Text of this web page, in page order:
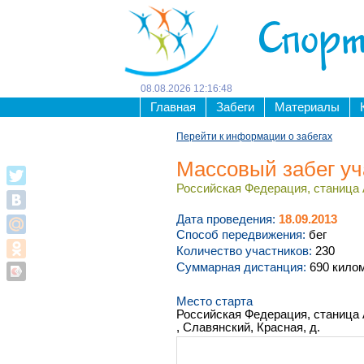
08 08 2026 12:16:48
Главная Забеги Материалы
Перейти к информации о забегах
Массовый забег
Российская Федерация,
Дата проведения: 18.09.2013
Способ передвижения: бег
Количество участников: 230
Суммарная дистанция: 690
Место старта
Российская Федерация, станица
, Славянский, Красная, д.